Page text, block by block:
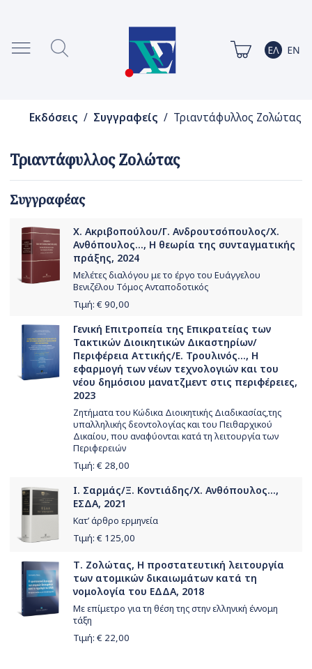
Εκδόσεις / Συγγραφείς / Τριαντάφυλλος Ζολώτας
Τριαντάφυλλος Ζολώτας
Συγγραφέας
Χ. Ακριβοπούλου/Γ. Ανδρουτσόπουλος/Χ.
Ανθόπουλος..., Η θεωρία της συνταγματικής
πράξης, 2024
Μελέτες διαλόγου με το έργο του Ευάγγελου
Βενιζέλου Τόμος Ανταποδοτικός
Τιμή: € 90,00
Γενική Επιτροπεία της Επικρατείας των
Τακτικών Διοικητικών Δικαστηρίων/
Περιφέρεια Αττικής/Ε. Τρουλινός..., Η
εφαρμογή των νέων τεχνολογιών και του
νέου δημόσιου μανατζμεντ στις περιφέρειες,
2023
Ζητήματα του Κώδικα Διοικητικής Διαδικασίας,της
υπαλληλικής δεοντολογίας και του Πειθαρχικού
Δικαίου, που αναφύονται κατά τη λειτουργία των
Περιφερειών
Τιμή: € 28,00
Ι. Σαρμάς/Ξ. Κοντιάδης/Χ. Ανθόπουλος...,
ΕΣΔΑ, 2021
Κατ’ άρθρο ερμηνεία
Τιμή: € 125,00
Τ. Ζολώτας, Η προστατευτική λειτουργία
των ατομικών δικαιωμάτων κατά τη
νομολογία του ΕΔΔΑ, 2018
Με επίμετρο για τη θέση της στην ελληνική έννομη
τάξη
Τιμή: € 22,00